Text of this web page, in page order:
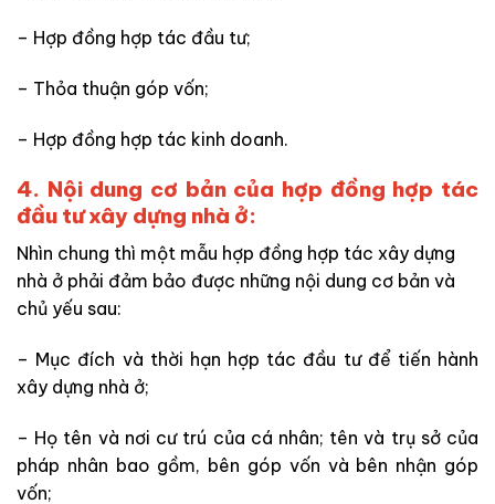
– Hợp đồng hợp tác đầu tư;
– Thỏa thuận góp vốn;
– Hợp đồng hợp tác kinh doanh.
4. Nội dung cơ bản của hợp đồng hợp tác
đầu tư xây dựng nhà ở:
Nhìn chung thì một mẫu hợp đồng hợp tác xây dựng
nhà ở phải đảm bảo được những nội dung cơ bản và
chủ yếu sau:
– Mục đích và thời hạn hợp tác đầu tư để tiến hành
xây dựng nhà ở;
– Họ tên và nơi cư trú của cá nhân; tên và trụ sở của
pháp nhân bao gồm, bên góp vốn và bên nhận góp
vốn;